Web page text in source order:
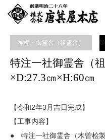
ホーム
ブログ
神棚・御霊舎（祖
神棚・御霊舎（祖霊舎）
特注一社御霊舎（
×D:27.3㎝×H:60㎝
【令和2年3月吉日完成】
【工事内容】
● 特注一社御霊舎（木曽桧製